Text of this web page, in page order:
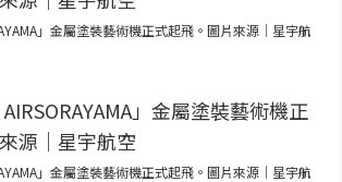
」金屬塗裝藝術機正式起飛。圖片來源｜星宇航
」金屬塗裝藝術機正式起飛。圖片來源｜星宇航